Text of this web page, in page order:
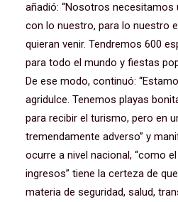
añadió: “Nosotros necesitamos
con lo nuestro, para lo nuestro
quieran venir. Tendremos 600
para todo el mundo y fiestas
De ese modo, continuó:
agridulce. Tenemos playas
para recibir el turismo, pero en
tremendamente adverso” y
ocurre a nivel nacional, “como
ingresos” tiene la certeza de
materia de seguridad, salud,